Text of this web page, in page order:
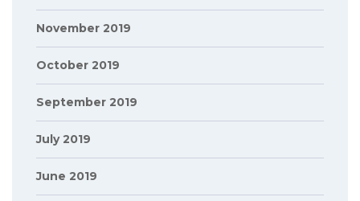
November 2019
October 2019
September 2019
July 2019
June 2019